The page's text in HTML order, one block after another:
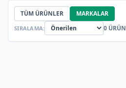
TÜM ÜRÜNLER MARKALAR
SIRALAMA: 0 ÜRÜN